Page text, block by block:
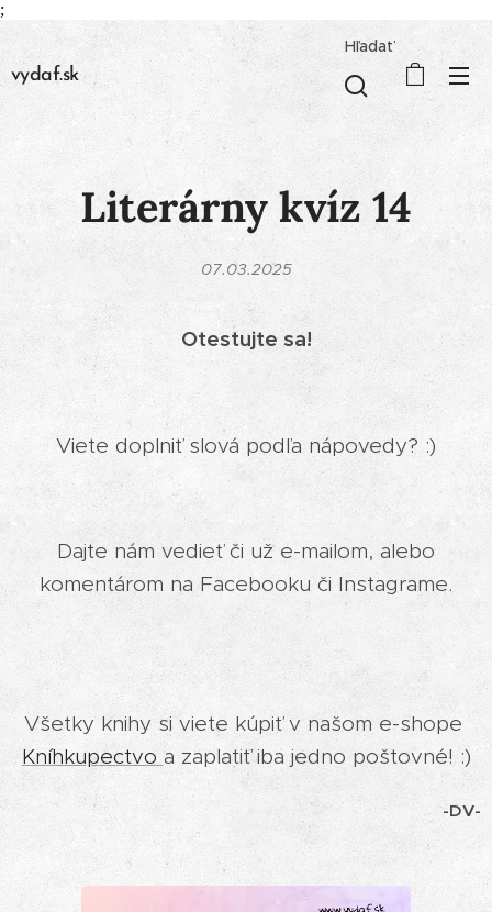
;
vydaf.sk
Hľadať
Literárny kvíz 14
07.03.2025
Otestujte sa!
Viete doplniť slová podľa nápovedy? :)
Dajte nám vedieť či už e-mailom, alebo
komentárom na Facebooku či Instagrame.
Všetky knihy si viete kúpiť v našom e-shope
Kníhkupectvo a zaplatiť iba jedno poštovné! :)
-DV-